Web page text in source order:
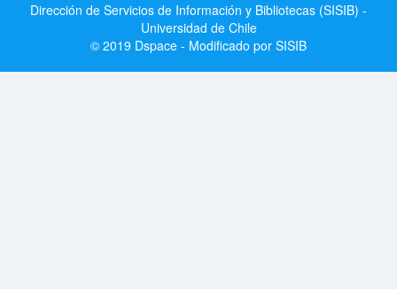
Dirección de Servicios de Información y Bibliotecas (SISIB) -
Universidad de Chile
© 2019 Dspace - Modificado por SISIB